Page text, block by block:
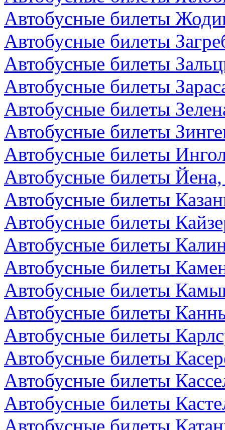
Автобусные билеты
Автобусные билеты
Автобусные билеты
Автобусные билеты
Автобусные билеты
Автобусные билеты
Автобусные билеты
Автобусные билеты
Автобусные билеты
Автобусные билеты
Автобусные билеты
Автобусные билеты
Автобусные билеты
Автобусные билеты
Автобусные билеты
Автобусные билеты
Автобусные билеты
Автобусные билеты
Автобусные билеты